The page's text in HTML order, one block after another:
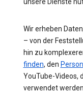
unsere Dienste
Wir erheben
– von der
hin zu
finden, den
YouTube-Videos,
verwendet